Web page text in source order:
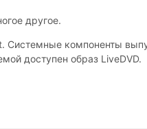
другое.
Системные компоненты
доступен образ LiveDVD.